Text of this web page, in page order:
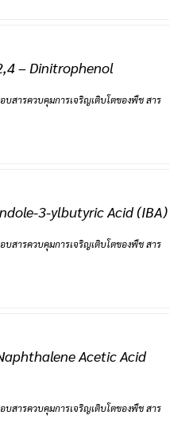
– Dinitrophenol
บสารควบคุมการเจริญเติบโตของพืช สาร
3-ylbutyric Acid (IBA)
บสารควบคุมการเจริญเติบโตของพืช สาร
Acetic Acid
บสารควบคุมการเจริญเติบโตของพืช สาร